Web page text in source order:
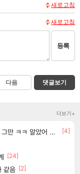
새로고침
새로고침
등록
다음 댓글보기
더보기+
ㅋㅋ 알았어 ㅋㅋ
[4]
[24]
같음 [2]